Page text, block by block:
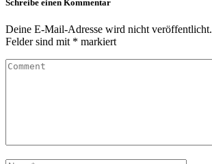
Schreibe einen Kommentar
Deine E-Mail-Adresse wird nicht veröffentlicht.
Felder sind mit * markiert